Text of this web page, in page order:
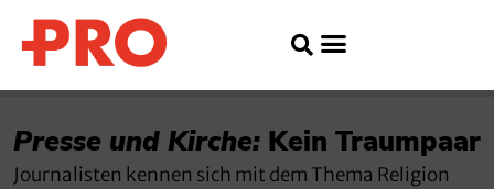
Presse und Kirche: Kein Traumpaar
Journalisten kennen sich mit dem Thema Religion